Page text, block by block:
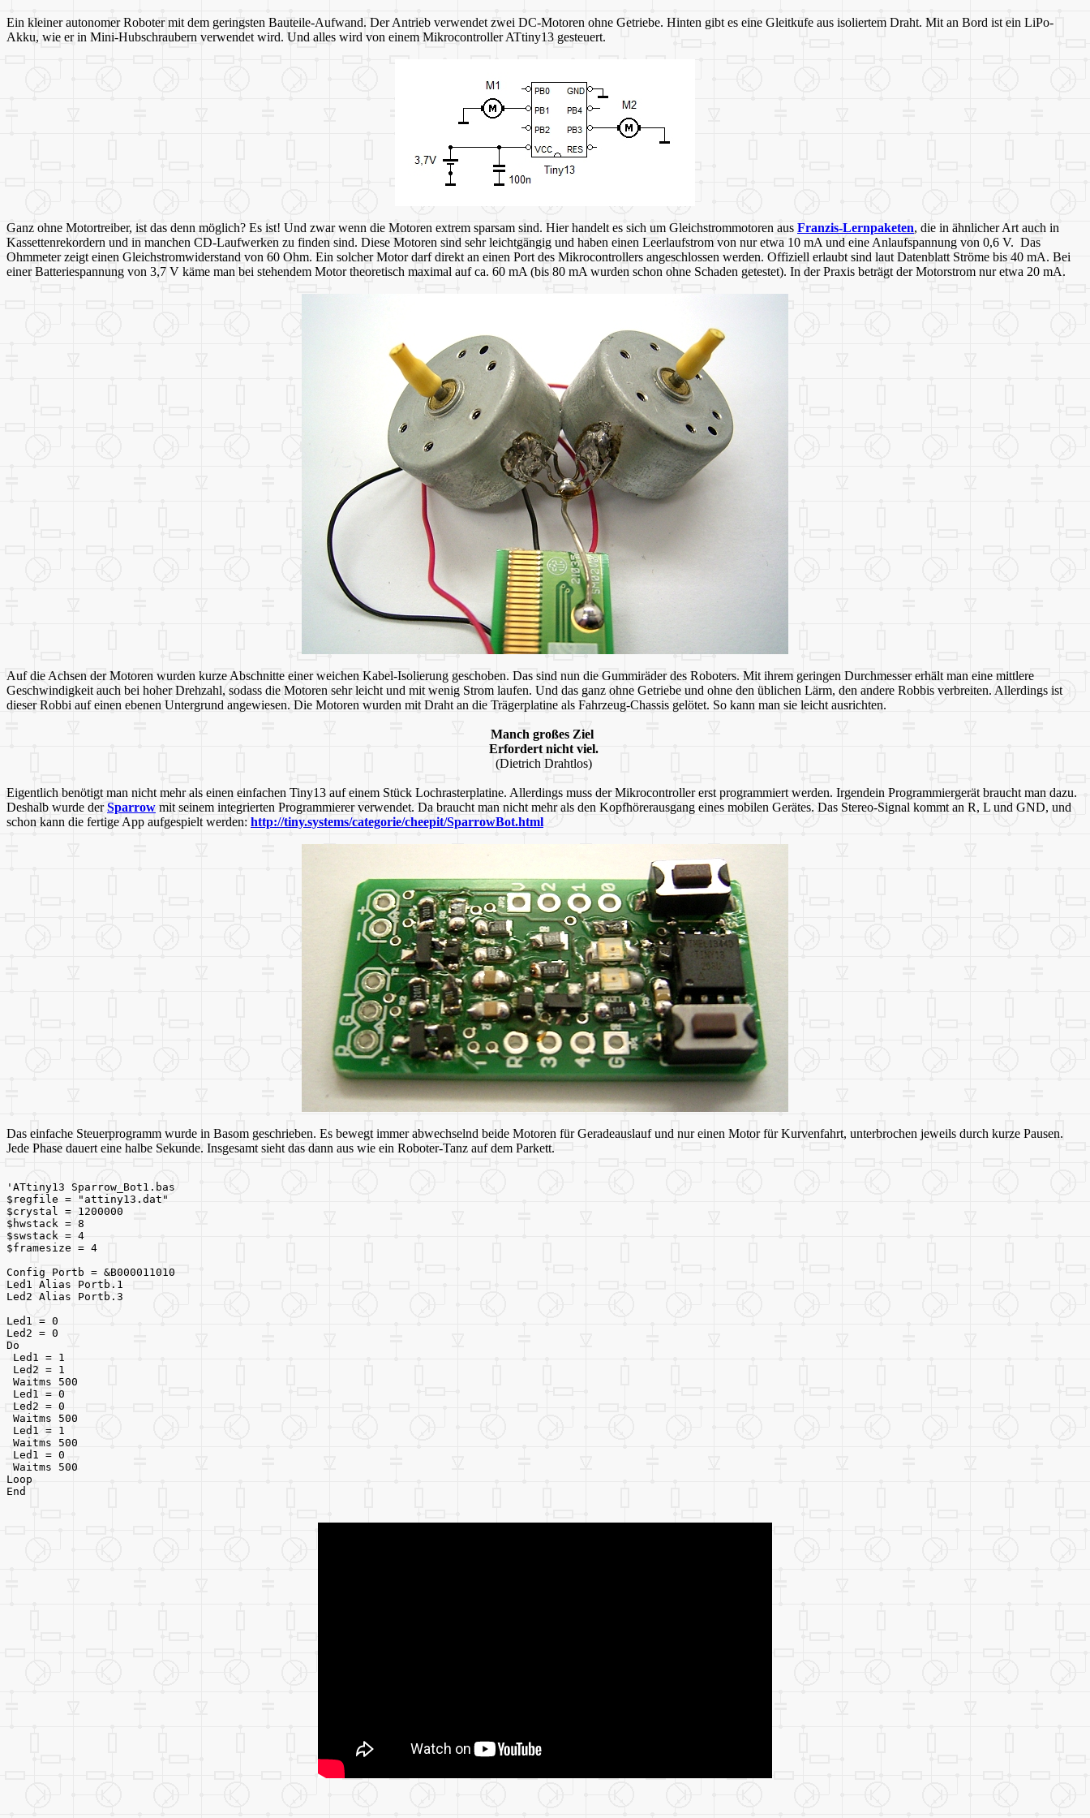
Ein kleiner autonomer Roboter mit dem geringsten Bauteile-Aufwand. Der Antrieb verwendet zwei DC-Motoren ohne Getriebe. Hinten gibt es eine Gleitkufe aus isoliertem Draht. Mit an Bord ist ein LiPo-
Akku, wie er in Mini-Hubschraubern verwendet wird. Und alles wird von einem Mikrocontroller ATtiny13 gesteuert.
Ganz ohne Motortreiber, ist das denn möglich? Es ist! Und zwar wenn die Motoren extrem sparsam sind. Hier handelt es sich um Gleichstrommotoren aus Franzis-Lernpaketen, die in ähnlicher Art auch in
Kassettenrekordern und in manchen CD-Laufwerken zu finden sind. Diese Motoren sind sehr leichtgängig und haben einen Leerlaufstrom von nur etwa 10 mA und eine Anlaufspannung von 0,6 V. Das
Ohmmeter zeigt einen Gleichstromwiderstand von 60 Ohm. Ein solcher Motor darf direkt an einen Port des Mikrocontrollers angeschlossen werden. Offiziell erlaubt sind laut Datenblatt Ströme bis 40 mA. Bei
einer Batteriespannung von 3,7 V käme man bei stehendem Motor theoretisch maximal auf ca. 60 mA (bis 80 mA wurden schon ohne Schaden getestet). In der Praxis beträgt der Motorstrom nur etwa 20 mA.
Auf die Achsen der Motoren wurden kurze Abschnitte einer weichen Kabel-Isolierung geschoben. Das sind nun die Gummiräder des Roboters. Mit ihrem geringen Durchmesser erhält man eine mittlere
Geschwindigkeit auch bei hoher Drehzahl, sodass die Motoren sehr leicht und mit wenig Strom laufen. Und das ganz ohne Getriebe und ohne den üblichen Lärm, den andere Robbis verbreiten. Allerdings ist
dieser Robbi auf einen ebenen Untergrund angewiesen. Die Motoren wurden mit Draht an die Trägerplatine als Fahrzeug-Chassis gelötet. So kann man sie leicht ausrichten.
Manch großes Ziel
Erfordert nicht viel.
(Dietrich Drahtlos)
Eigentlich benötigt man nicht mehr als einen einfachen Tiny13 auf einem Stück Lochrasterplatine. Allerdings muss der Mikrocontroller erst programmiert werden. Irgendein Programmiergerät braucht man dazu.
Deshalb wurde derSparrow mit seinem integrierten Programmierer verwendet. Da braucht man nicht mehr als den Kopfhörerausgang eines mobilen Gerätes. Das Stereo-Signal kommt an R, L und GND, und
schon kann die fertige App aufgespielt werden: http://tiny.systems/categorie/cheepit/SparrowBot.html
Das einfache Steuerprogramm wurde in Basom geschrieben. Es bewegt immer abwechselnd beide Motoren für Geradeauslauf und nur einen Motor für Kurvenfahrt, unterbrochen jeweils durch kurze Pausen.
Jede Phase dauert eine halbe Sekunde. Insgesamt sieht das dann aus wie ein Roboter-Tanz auf dem Parkett.
'ATtiny13 Sparrow_Bot1.bas
$regfile = "attiny13.dat"
$crystal = 1200000
$hwstack = 8
$swstack = 4
$framesize = 4
Config Portb = &B000011010
Led1 Alias Portb.1
Led2 Alias Portb.3
Led1 = 0
Led2 = 0
Do
Led1 = 1
Led2 = 1
Waitms 500
Led1 = 0
Led2 = 0
Waitms 500
Led1 = 1
Waitms 500
Led1 = 0
Waitms 500
Loop
End